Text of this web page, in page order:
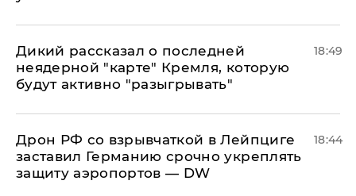
Дикий рассказал о последней
неядерной "карте" Кремля, которую
будут активно "разыгрывать"
18:49
​Дрон РФ со взрывчаткой в Лейпциге
заставил Германию срочно укреплять
защиту аэропортов — DW
18:44